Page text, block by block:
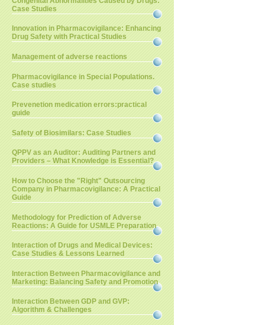
Case Studies
Innovation in Pharmacovigilance: Enhancing
Drug Safety with Practical Studies
Management of adverse reactions
Pharmacovigilance in Special Populations.
Case studies
Prevenetion medication errors:practical
guide
Safety of Biosimilars: Case Studies
QPPV as an Auditor: Auditing Partners and
Providers – What Knowledge is Essential?
How to Choose the "Right" Outsourcing
Company in Pharmacovigilance: A Practical
Guide
Methodology for Prediction of Adverse
Reactions: A Guide for USMLE Preparation
Interaction of Drugs and Medical Devices:
Case Studies & Lessons Learned
Interaction Between Pharmacovigilance and
Marketing: Balancing Safety and Promotion
Interaction Between GDP and GVP:
Algorithm & Challenges